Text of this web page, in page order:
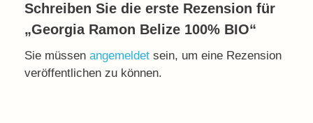
Schreiben Sie die erste Rezension für
„Georgia Ramon Belize 100% BIO“
Sie müssen angemeldet sein, um eine Rezension
veröffentlichen zu können.